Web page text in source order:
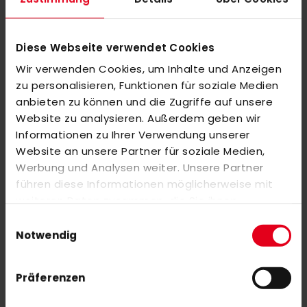
Diese Webseite verwendet Cookies
Wir verwenden Cookies, um Inhalte und Anzeigen
zu personalisieren, Funktionen für soziale Medien
anbieten zu können und die Zugriffe auf unsere
Website zu analysieren. Außerdem geben wir
Informationen zu Ihrer Verwendung unserer
Website an unsere Partner für soziale Medien,
Werbung und Analysen weiter. Unsere Partner
führen diese Informationen möglicherweise mit
weiteren Daten zusammen, die Sie ihnen
Nutzung der Dienste gesammelt haben.
Notwendig
Präferenzen
S M L
XL
XXL
XS S
adidas CZV Bremen Track Pant Herren schwarz
XL